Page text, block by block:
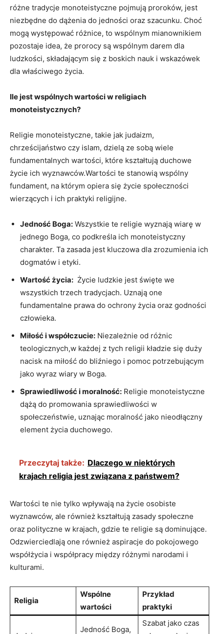
różne‍ tradycje monoteistyczne ⁢pojmują proroków,‌ jest
niezbędne do ⁢dążenia do jedności oraz⁢ szacunku.‍ Choć
mogą występować różnice, ⁣to ‌wspólnym mianownikiem
pozostaje idea,⁢ że prorocy ⁣są wspólnym ‍darem dla
‌ludzkości, składającym się z boskich nauk i wskazówek
⁣dla właściwego życia.
Ile jest wspólnych wartości w religiach
monoteistycznych?
Religie monoteistyczne, takie jak‍ judaizm,
chrześcijaństwo czy islam,⁤ dzielą ze sobą wiele
⁣fundamentalnych wartości, które⁢ kształtują duchowe
życie ich ​wyznawców.Wartości te‍ stanowią wspólny ​
fundament, na którym opiera ⁣się życie społeczności
wierzących i ich praktyki religijne.
Jedność Boga: Wszystkie te​ religie wyznają‍ wiarę w
jednego Boga, co podkreśla ich monoteistyczny
‌charakter. Ta zasada​ jest kluczowa dla zrozumienia‌ ich
dogmatów i etyki.
Wartość życia: ‌ Życie ‍ludzkie jest⁢ święte we
wszystkich⁤ trzech ⁤tradycjach.‍ Uznają one
fundamentalne prawa do ochrony życia ⁣oraz godności
człowieka.
Miłość i ⁤współczucie: Niezależnie od różnic
teologicznych,w każdej ⁢z tych‌ religii ‍kładzie się duży
nacisk na miłość do bliźniego i pomoc⁤ potrzebującym
jako wyraz wiary w Boga.
Sprawiedliwość⁣ i⁣ moralność: Religie monoteistyczne
dążą do promowania sprawiedliwości w
społeczeństwie,⁢ uznając moralność‌ jako ⁤nieodłączny
element ‍życia duchowego.
Przeczytaj także: Dlaczego w niektórych
krajach religia jest związana z państwem?
Wartości te​ nie tylko wpływają na⁢ życie ‌osobiste⁢
wyznawców, ale również kształtują zasady​ społeczne
oraz‍ polityczne w krajach,⁤ gdzie te religie⁢ są dominujące.
⁤Odzwierciedlają one również aspiracje do pokojowego
współżycia ​i ​współpracy między różnymi narodami i⁣
kulturami.
Religia
Wspólne
⁢wartości
Przykład
‍praktyki
Jedność Boga,
Szabat‌ jako czas⁤